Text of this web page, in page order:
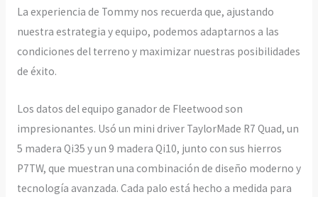
La experiencia de Tommy nos recuerda que, ajustando
nuestra estrategia y equipo, podemos adaptarnos a las
condiciones del terreno y maximizar nuestras posibilidades
de éxito.
Los datos del equipo ganador de Fleetwood son
impresionantes. Usó un mini driver TaylorMade R7 Quad, un
5 madera Qi35 y un 9 madera Qi10, junto con sus hierros
P7TW, que muestran una combinación de diseño moderno y
tecnología avanzada. Cada palo está hecho a medida para